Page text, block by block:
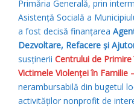
Primăria Generală, prin
Asistenţă Socială a
a fost decisă finanțarea
Dezvoltare, Refacere și
susținerii Centrului de
Victimele Violenţei în Familie
nerambursabilă din bugetul
activităților nonprofit de